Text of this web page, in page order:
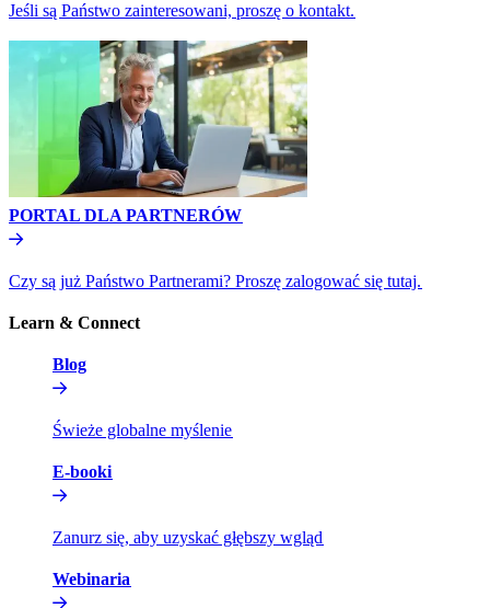
Jeśli są Państwo zainteresowani, proszę o kontakt.​​
PORTAL DLA PARTNERÓW​​
Czy są już Państwo Partnerami? Proszę zalogować się tutaj.​​
Learn & Connect​​
Blog​​
Świeże globalne myślenie​​
E-booki​​
Zanurz się, aby uzyskać głębszy wgląd​​
Webinaria​​